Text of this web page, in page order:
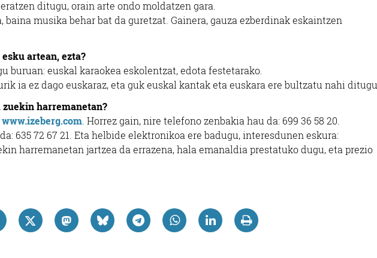
ditugu, orain arte ondo moldatzen gara.
baina musika behar bat da guretzat. Gainera, gauza ezberdinak eskaintzen
artean, ezta?
buruan: euskal karaokea eskolentzat, edota festetarako.
ia ez dago euskaraz, eta guk euskal kantak eta euskara ere bultzatu nahi ditugu.
harremanetan?
www.izeberg.com . Horrez gain, nire telefono zenbakia hau da: 699 36 58 20.
635 72 67 21. Eta helbide elektronikoa ere badugu, interesdunen eskura:
harremanetan jartzea da errazena, hala emanaldia prestatuko dugu, eta prezio